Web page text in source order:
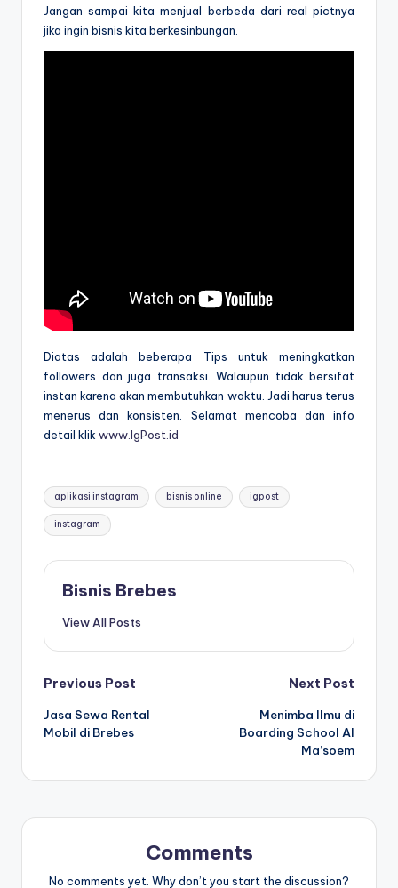
Jangan sampai kita menjual berbeda dari real pictnya
jika ingin bisnis kita berkesinbungan.
Diatas adalah beberapa Tips untuk meningkatkan
followers dan juga transaksi. Walaupun tidak bersifat
instan karena akan membutuhkan waktu. Jadi harus terus
menerus dan konsisten. Selamat mencoba dan info
detail klik www.IgPost.id
Tags:
aplikasi instagram bisnis online igpost
instagram
Bisnis Brebes
View All Posts
Post
navigation
Previous Post
Jasa Sewa Rental
Mobil di Brebes
Next Post
Menimba Ilmu di
Boarding School Al
Ma’soem
Comments
No comments yet. Why don’t you start the discussion?